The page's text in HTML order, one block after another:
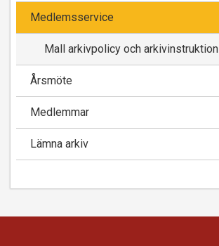
Medlemsservice
Mall arkivpolicy och arkivinstruktion
Årsmöte
Medlemmar
Lämna arkiv